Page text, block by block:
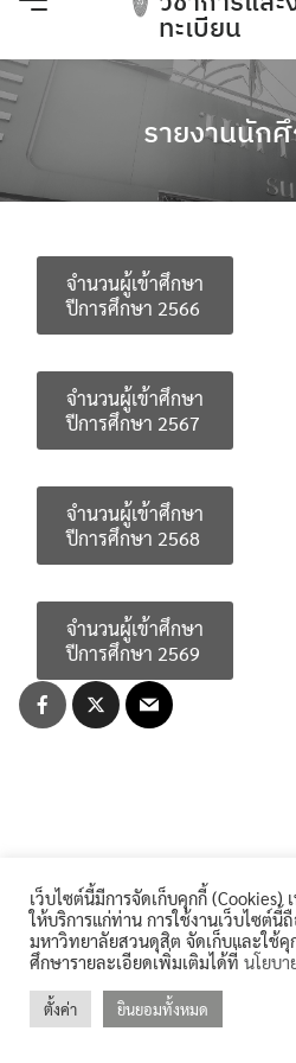
Skip
content
ทะเบียน
Regulations you should
แวดล้อมในการทำงาน
การเปิดเผยข้อมูลสาธารณะ
กิจกรรมวิชาการ
ข้อบังคับ ประกาศ
ข้อมูลจำนวนนักศึกษา
คลังหน่วยกิต (Credit Bank)
คู่มือหลักสูตร
บุคลากรสำนักส่งเสริมวิชาการ
ระบบและสิ่งอำนวยความสะด
รายงานจำนวนนักศึกษาต่างช
รายงานจำนวนนักศึกษาบกพร่
Search
for:
รายงานนัก
จำนวนผู้เข้าศึกษา
ปีการศึกษา 2566
จำนวนผู้เข้าศึกษา
ปีการศึกษา 2567
จำนวนผู้เข้าศึกษา
ปีการศึกษา 2568
จำนวนผู้เข้าศึกษา
ปีการศึกษา 2569
©2026 REGIS.DUSIT.AC.TH. ALL
เว็บไซต์นี้มีการจัดเก็บคุกกี้
ให้บริการแก่ท่าน การใช้งานเว็บไซต์นี้
มหาวิทยาลัยสวนดุสิต จัดเก็บและใช้
ศึกษารายละเอียดเพิ่มเติมได้ที่ นโยบา
ตั้งค่า ยินยอมทั้งหมด